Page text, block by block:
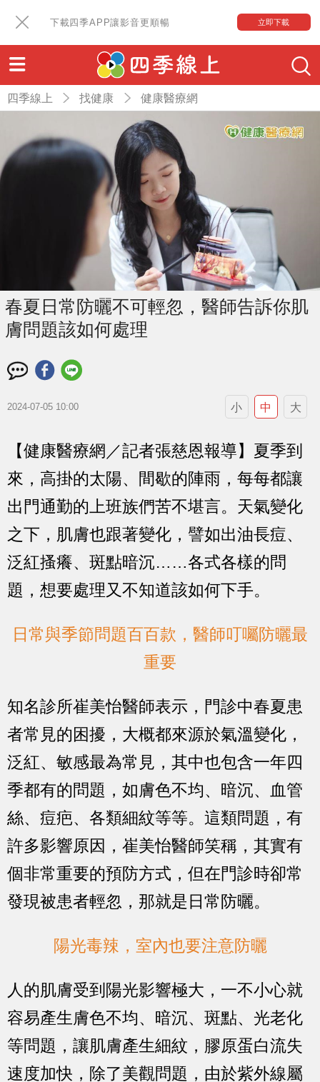
下載四季APP讓影音更順暢 立即下載
四季線上 找健康 健康醫療網
春夏日常防曬不可輕忽，醫師告訴你肌
膚問題該如何處理
2024-07-05 10:00 小 中 大
【健康醫療網／記者張慈恩報導】夏季到
來，高掛的太陽、間歇的陣雨，每每都讓
出門通勤的上班族們苦不堪言。天氣變化
之下，肌膚也跟著變化，譬如出油長痘、
泛紅搔癢、斑點暗沉……各式各樣的問
題，想要處理又不知道該如何下手。
日常與季節問題百百款，醫師叮囑防曬最
重要
知名診所崔美怡醫師表示，門診中春夏患
者常見的困擾，大概都來源於氣溫變化，
泛紅、敏感最為常見，其中也包含一年四
季都有的問題，如膚色不均、暗沉、血管
絲、痘疤、各類細紋等等。這類問題，有
許多影響原因，崔美怡醫師笑稱，其實有
個非常重要的預防方式，但在門診時卻常
發現被患者輕忽，那就是日常防曬。
陽光毒辣，室內也要注意防曬
人的肌膚受到陽光影響極大，一不小心就
容易產生膚色不均、暗沉、斑點、光老化
等問題，讓肌膚產生細紋，膠原蛋白流失
速度加快，除了美觀問題，由於紫外線屬